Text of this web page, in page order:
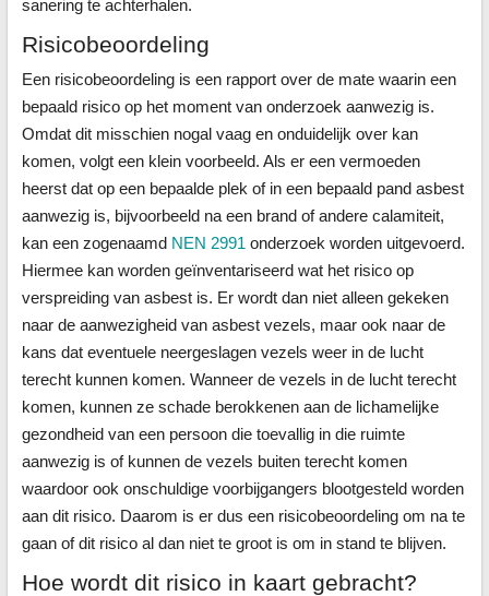
sanering te achterhalen.
Risicobeoordeling
Een risicobeoordeling is een rapport over de mate waarin een
bepaald risico op het moment van onderzoek aanwezig is.
Omdat dit misschien nogal vaag en onduidelijk over kan
komen, volgt een klein voorbeeld. Als er een vermoeden
heerst dat op een bepaalde plek of in een bepaald pand asbest
aanwezig is, bijvoorbeeld na een brand of andere calamiteit,
kan een zogenaamd NEN 2991 onderzoek worden uitgevoerd.
Hiermee kan worden geïnventariseerd wat het risico op
verspreiding van asbest is. Er wordt dan niet alleen gekeken
naar de aanwezigheid van asbest vezels, maar ook naar de
kans dat eventuele neergeslagen vezels weer in de lucht
terecht kunnen komen. Wanneer de vezels in de lucht terecht
komen, kunnen ze schade berokkenen aan de lichamelijke
gezondheid van een persoon die toevallig in die ruimte
aanwezig is of kunnen de vezels buiten terecht komen
waardoor ook onschuldige voorbijgangers blootgesteld worden
aan dit risico. Daarom is er dus een risicobeoordeling om na te
gaan of dit risico al dan niet te groot is om in stand te blijven.
Hoe wordt dit risico in kaart gebracht?